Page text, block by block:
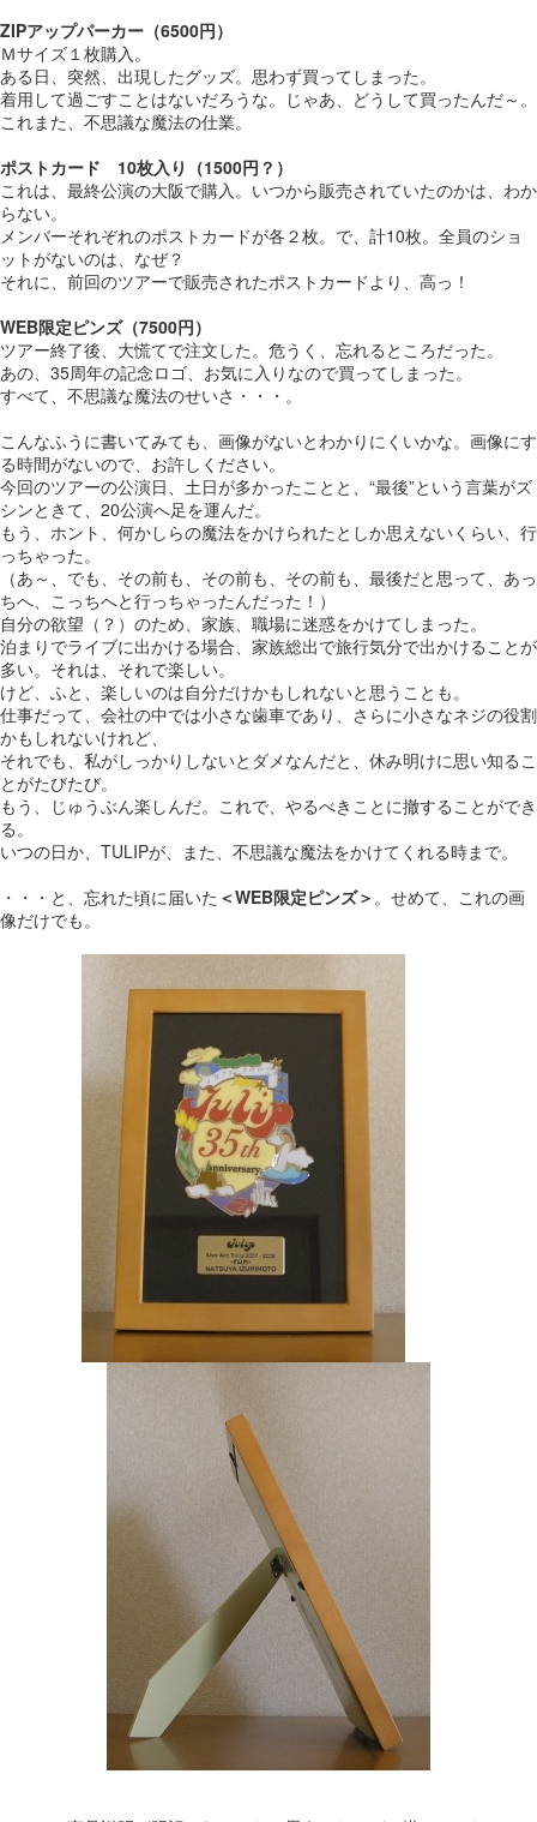
ZIPアップパーカー（6500円）
Ｍサイズ１枚購入。
ある日、突然、出現したグッズ。思わず買ってしまった。
着用して過ごすことはないだろうな。じゃあ、どうして買ったんだ～。
これまた、不思議な魔法の仕業。
ポストカード 10枚入り（1500円？）
これは、最終公演の大阪で購入。いつから販売されていたのかは、わか
らない。
メンバーそれぞれのポストカードが各２枚。で、計10枚。全員のショ
ットがないのは、なぜ？
それに、前回のツアーで販売されたポストカードより、高っ！
WEB限定ピンズ（7500円）
ツアー終了後、大慌てで注文した。危うく、忘れるところだった。
あの、35周年の記念ロゴ、お気に入りなので買ってしまった。
すべて、不思議な魔法のせいさ・・・。
こんなふうに書いてみても、画像がないとわかりにくいかな。画像にす
る時間がないので、お許しください。
今回のツアーの公演日、土日が多かったことと、“最後”という言葉がズ
シンときて、20公演へ足を運んだ。
もう、ホント、何かしらの魔法をかけられたとしか思えないくらい、行
っちゃった。
（あ～、でも、その前も、その前も、その前も、最後だと思って、あっ
ちへ、こっちへと行っちゃったんだった！）
自分の欲望（？）のため、家族、職場に迷惑をかけてしまった。
泊まりでライブに出かける場合、家族総出で旅行気分で出かけることが
多い。それは、それで楽しい。
けど、ふと、楽しいのは自分だけかもしれないと思うことも。
仕事だって、会社の中では小さな歯車であり、さらに小さなネジの役割
かもしれないけれど、
それでも、私がしっかりしないとダメなんだと、休み明けに思い知るこ
とがたびたび。
もう、じゅうぶん楽しんだ。これで、やるべきことに撤することができ
る。
いつの日か、TULIPが、また、不思議な魔法をかけてくれる時まで。
・・・と、忘れた頃に届いた ＜WEB限定ピンズ＞ 。せめて、これの画
像だけでも。